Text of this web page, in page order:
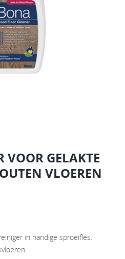
VOOR GELAKTE
VLOEREN
in handige sproeifles.